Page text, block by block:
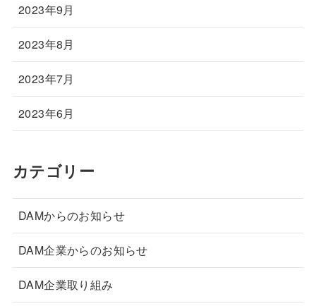
2023年9月
2023年8月
2023年7月
2023年6月
カテゴリー
DAMからのお知らせ
DAM企業からのお知らせ
DAM企業取り組み